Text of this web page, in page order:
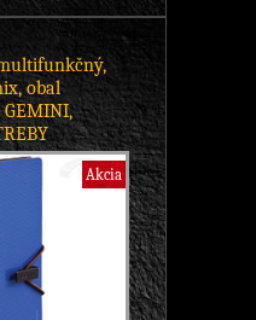
obal
Akcia